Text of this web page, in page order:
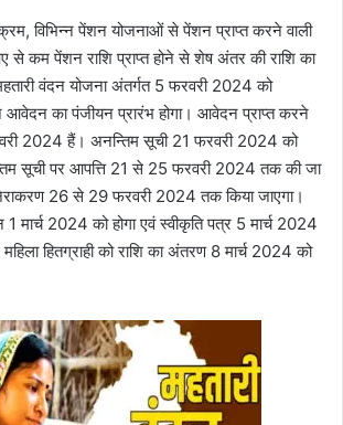
विभिन्न पेंशन योजनाओं से पेंशन प्राप्त करने वाली
कम पेंशन राशि प्राप्त होने से शेष अंतर की राशि का
वंदन योजना अंतर्गत 5 फरवरी 2024 को
का पंजीयन प्रारंभ होगा। आवेदन प्राप्त करने
2024 हैं। अनन्तिम सूची 21 फरवरी 2024 को
सूची पर आपत्ति 21 से 25 फरवरी 2024 तक की जा
26 से 29 फरवरी 2024 तक किया जाएगा।
मार्च 2024 को होगा एवं स्वीकृति पत्र 5 मार्च 2024
महिला हितग्राही को राशि का अंतरण 8 मार्च 2024 को